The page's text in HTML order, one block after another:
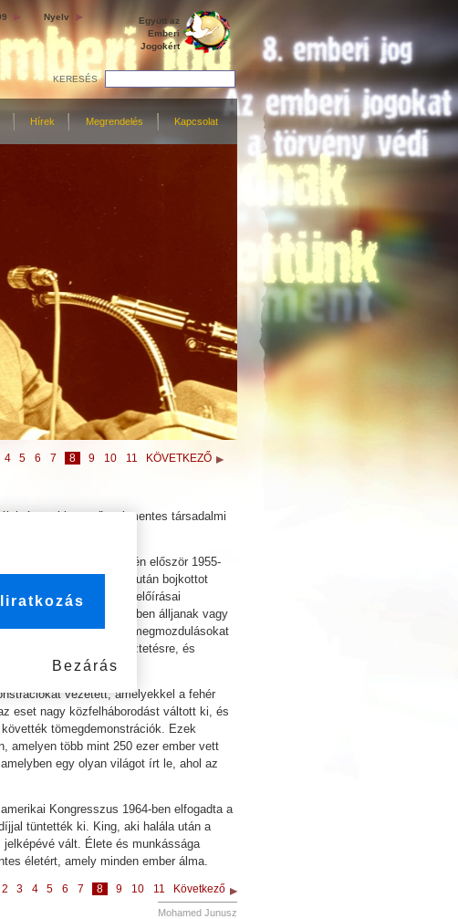
Nyelv
Együtt az
Emberi
Jogokért
KERESÉS
Hírek Megrendelés Kapcsolat
4 5 6 7 8 9 10 11 KÖVETKEZŐ
aki az erőszakmentes társadalmi
bátorsága révén először 1955-
együtt letartóztatták, miután bojkottot
cége ellen, amelynek előírásai
és a busz végében álljanak vagy
tiltakozó megmozdulásokat
a faji megkülönböztetésre, és
érdekében.
vezetett, amelyekkel a fehér
eset nagy közfelháborodást váltott ki, és
tömegdemonstrációk. Ezek
amelyen több mint 250 ezer ember vett
egy olyan világot írt le, ahol az
Kongresszus 1964-ben elfogadta a
tüntették ki. King, aki halála után a
vált. Élete és munkássága
életért, amely minden ember álma.
2 3 4 5 6 7 8 9 10 11 Következő
Mohamed Junusz
Bezárás